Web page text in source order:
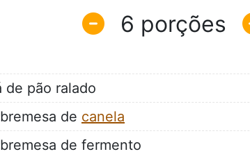
6
de pão ralado
de canela
de fermento